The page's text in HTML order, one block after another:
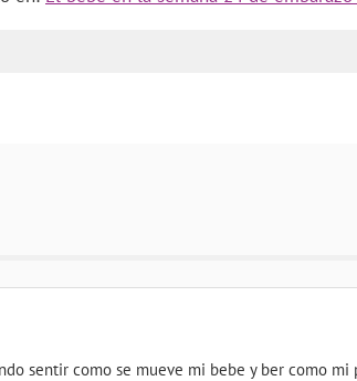
sentir como se mueve mi bebe y ber como mi